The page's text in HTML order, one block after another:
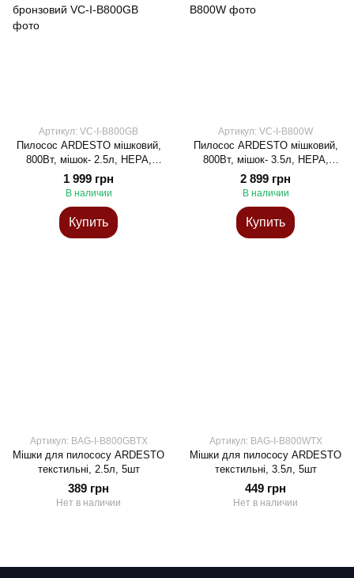
Артикул: VC-I-B800GB
Пилосос ARDESTO мішковий,
800Вт, мішок- 2.5л, HEPA,
чорно-бронзовий
1 999 грн
В наличии
Купить
Артикул: VC-I-B800W
Пилосос ARDESTO мішковий,
800Вт, мішок- 3.5л, HEPA,
білий
2 899 грн
В наличии
Купить
Артикул: BAG-I-B800GBTX
Мішки для пилососу ARDESTO
текстильні, 2.5л, 5шт
389 грн
Нет в наличии
Артикул: BAG-I-B800WTX
Мішки для пилососу ARDESTO
текстильні, 3.5л, 5шт
449 грн
Нет в наличии